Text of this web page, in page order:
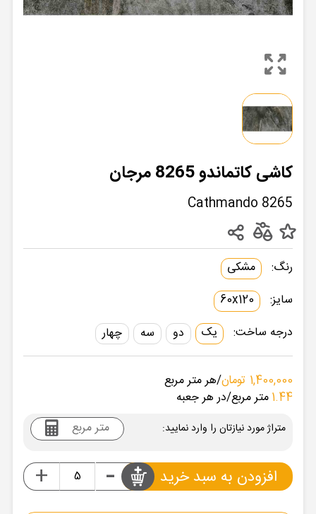
کاشی کاتماندو 8265 مرجان
Cathmando 8265
رنگ:
مشکی
سایز:
60x120
درجه ساخت:
یک دو سه چهار
1,400,000 تومان
/هر متر مربع
1.44متر مربع/در هر جعبه
متراژ مورد نیازتان را وارد نمایید:
-
+ افزودن به سبد خرید